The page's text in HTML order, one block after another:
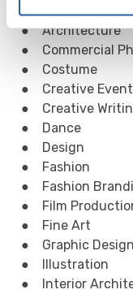
● Art and
● Architecture
● Commercial
● Costume
● Creative
● Creative
● Dance
● Design
● Fashion
● Fashion
● Film
● Fine Art
● Graphic Design
● Illustration
● Interior